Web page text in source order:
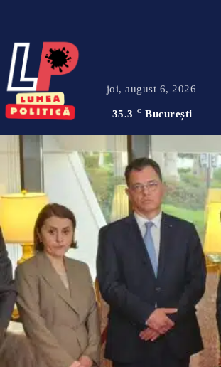
joi, august 6, 2026
35.3 C București